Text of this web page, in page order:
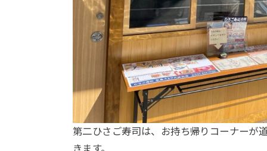
第二ひさご寿司は、お持ち帰りコーナーが
きます。